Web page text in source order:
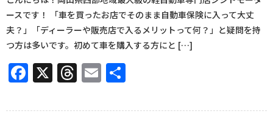
ースです！ 「車を買ったお店でそのまま自動車保険に入って大丈
夫？」「ディーラーや販売店で入るメリットって何？」と疑問を持
つ方は多いです。初めて車を購入する方にと […]
Facebook
X Threads
Email